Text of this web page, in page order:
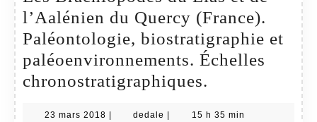
l’Aalénien du Quercy (France).
Paléontologie, biostratigraphie et
paléoenvironnements. Échelles
chronostratigraphiques.
Brachiopodes
23 mars 2018 23
dedale dedale15 h 35 min